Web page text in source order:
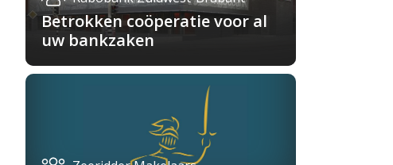
Betrokken coöperatie voor al
uw bankzaken